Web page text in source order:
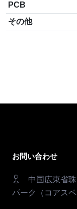
PCB
その他
お問い合わせ
中国広東省
パーク（コアス